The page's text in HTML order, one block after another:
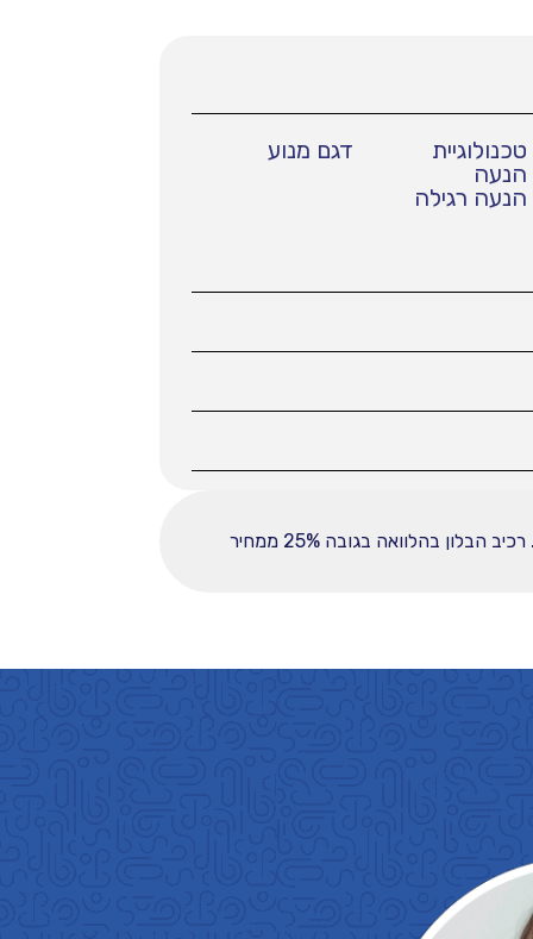
טכנולוגיית
הנעה
הנעה רגילה
דגם מנוע
ההחזר החודשי לחודש המפורט לעיל מבוסס על עסקה הכוללת מקדמה בסך 38000, ובפריסה ל-60 תשלומים. רכיב הבלון בהלוואה בגובה 25% ממחיר